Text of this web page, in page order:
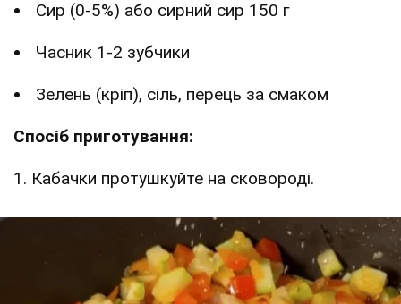
Сир (0-5%) або сирний сир 150 г
Часник 1-2 зубчики
Зелень (кріп), сіль, перець за смаком
Спосіб приготування:
1. Кабачки протушкуйте на сковороді.